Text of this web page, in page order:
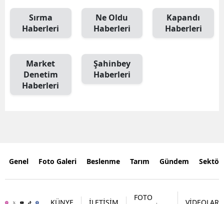
Sırma
Haberleri
Ne Oldu
Haberleri
Kapandı
Haberleri
Market
Denetim
Haberleri
Şahinbey
Haberleri
Genel Foto Galeri Beslenme Tarım Gündem
KÜNYE İLETİŞİM
FOTO
VİDEOLAR